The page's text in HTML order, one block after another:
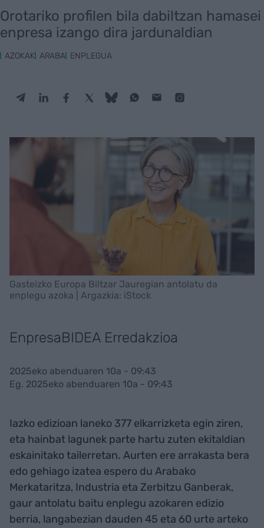
Orotariko profilen bila dabiltzan hamasei
enpresa izango dira jardunaldian
AZOKAK ARABA ENPLEGUA
Gasteizko Europa Biltzar Jauregian antolatu da
enplegu azoka | Argazkia: iStock
EnpresaBIDEA Erredakzioa
2025eko abenduaren 10a - 09:43
Eg. 2025eko abenduaren 10a - 09:43
Iazko edizioan laneko 377 elkarrizketa egin ziren,
eta hainbat lagunek parte hartu zuten ekitaldian
eskainitako tailerretan. Aurten ere arrakasta bera
edo gehiago izatea espero du Arabako
Merkataritza, Industria eta Zerbitzu Ganberak,
gaur antolatu baitu enplegu azokaren edizio
berria, langabezian dauden 45 eta 60 urte arteko